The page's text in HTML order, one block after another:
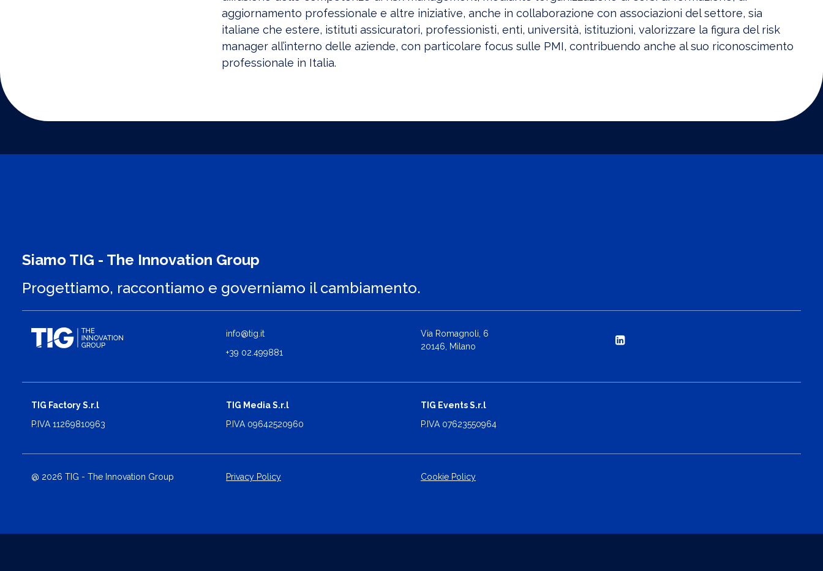
aggiornamento professionale e altre iniziative, anche in collaborazione con associazioni del settore, sia
italiane che estere, istituti assicuratori, professionisti, enti, università, istituzioni, valorizzare la figura del risk
manager all’interno delle aziende, con particolare focus sulle PMI, contribuendo anche al suo riconoscimento
professionale in Italia.
Siamo TIG - The Innovation Group
Progettiamo, raccontiamo e governiamo il cambiamento.
info@tig.it
+39 02.499881
Via Romagnoli, 6
20146, Milano
TIG Factory S.r.l
P.IVA 11269810963
TIG Media S.r.l
P.IVA 09642520960
TIG Events S.r.l
P.IVA 07623550964
@ 2026 TIG - The Innovation Group Privacy Policy Cookie Policy